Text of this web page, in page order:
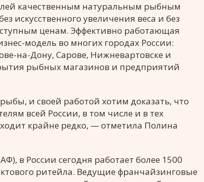
качественным натуральным рыбным
искусственного увеличения веса и без
ценам. Эффективно работающая
модель во многих городах России:
на-Дону, Сарове, Нижневартовске и
рыбных магазинов и предприятий
и своей работой хотим доказать, что
всей России, в том числе и в тех
крайне редко, — отметила Полина
в России сегодня работает более 1500
ритейла. Ведущие франчайзинговые